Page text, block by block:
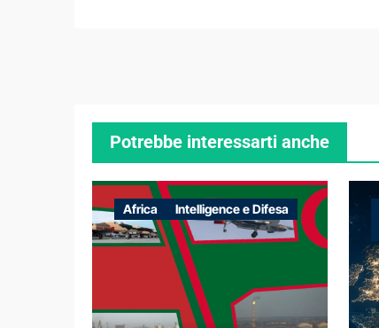
Potrebbe interessarti anche
Africa Intelligence e Difesa